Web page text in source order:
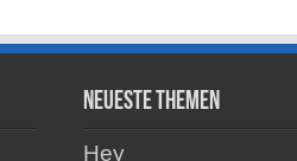
Neueste Themen
Hey